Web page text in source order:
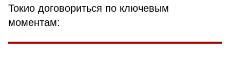
Токио договориться по ключевым
моментам: